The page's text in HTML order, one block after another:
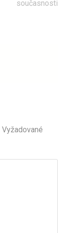
současnosti
Vyžadované